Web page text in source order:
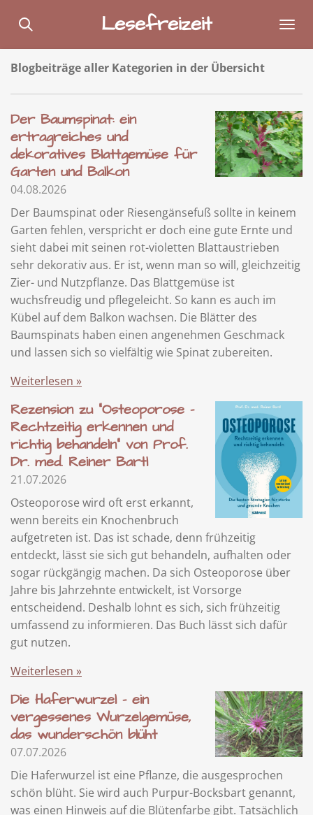
Zum
Hauptinhalt
springen
Lesefreizeit
Blogbeiträge aller Kategorien in der Übersicht
Der Baumspinat: ein
ertragreiches und
dekoratives Blattgemüse für
Garten und Balkon
04.08.2026
Der Baumspinat oder Riesengänsefuß sollte in keinem
Garten fehlen, verspricht er doch eine gute Ernte und
sieht dabei mit seinen rot-violetten Blattaustrieben
sehr dekorativ aus. Er ist, wenn man so will, gleichzeitig
Zier- und Nutzpflanze. Das Blattgemüse ist
wuchsfreudig und pflegeleicht. So kann es auch im
Kübel auf dem Balkon wachsen. Die Blätter des
Baumspinats haben einen angenehmen Geschmack
und lassen sich so vielfältig wie Spinat zubereiten.
Weiterlesen »
Rezension zu "Osteoporose -
Rechtzeitig erkennen und
richtig behandeln" von Prof.
Dr. med. Reiner Bartl
21.07.2026
Osteoporose wird oft erst erkannt,
wenn bereits ein Knochenbruch
aufgetreten ist. Das ist schade, denn frühzeitig
entdeckt, lässt sie sich gut behandeln, aufhalten oder
sogar rückgängig machen. Da sich Osteoporose über
Jahre bis Jahrzehnte entwickelt, ist Vorsorge
entscheidend. Deshalb lohnt es sich, sich frühzeitig
umfassend zu informieren. Das Buch lässt sich dafür
gut nutzen.
Weiterlesen »
Die Haferwurzel - ein
vergessenes Wurzelgemüse,
das wunderschön blüht
07.07.2026
Die Haferwurzel ist eine Pflanze, die ausgesprochen
schön blüht. Sie wird auch Purpur-Bocksbart genannt,
was einen Hinweis auf die Blütenfarbe gibt. Tatsächlich